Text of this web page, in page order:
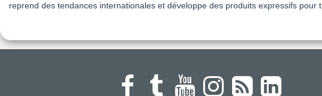
reprend des tendances internationales et développe des produits expressifs